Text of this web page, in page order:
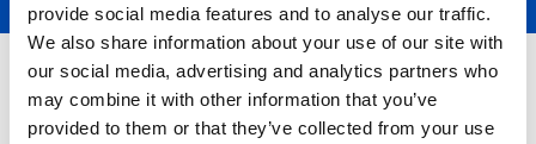
provide social media features and to analyse our traffic.
We also share information about your use of our site with
our social media, advertising and analytics partners who
may combine it with other information that you’ve
provided to them or that they’ve collected from your use